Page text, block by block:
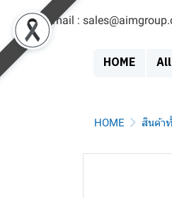
Email :
HOME
HOME สินค้า